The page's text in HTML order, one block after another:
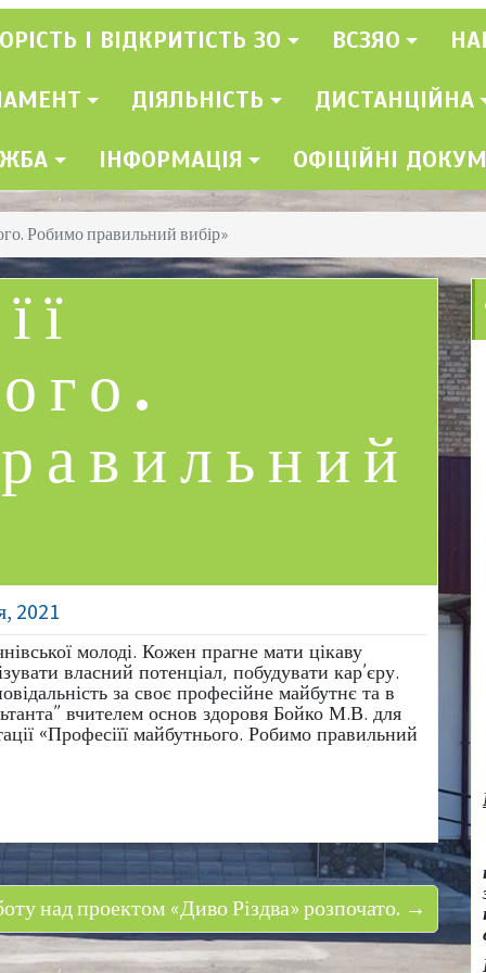
І ВІДКРИТІСТЬ ЗО ВСЗЯО
ДІЯЛЬНІСТЬ ДИСТАНЦІЙНА
ІНФОРМАЦІЯ ОФІЦІЙНІ
Робимо правильний вибір»
2021
молоді. Кожен прагне мати цікаву
власний потенціал, побудувати кар’єру.
за своє професійне майбутнє та в
вчителем основ здоровя Бойко М.В. для
«Професіїї майбутнього. Робимо правильний
над проектом «Диво Різдва» розпочато. →